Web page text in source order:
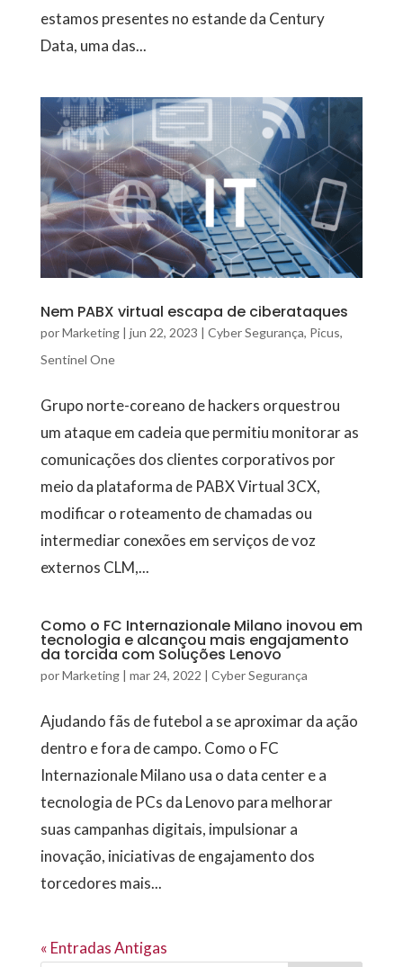
estamos presentes no estande da Century
Data, uma das...
Nem PABX virtual escapa de ciberataques
porMarketing| jun 22, 2023 | Cyber Segurança, Picus,
Sentinel One
Grupo norte-coreano de hackers orquestrou
um ataque em cadeia que permitiu monitorar as
comunicações dos clientes corporativos por
meio da plataforma de PABX Virtual 3CX,
modificar o roteamento de chamadas ou
intermediar conexões em serviços de voz
externos CLM,...
Como o FC Internazionale Milano inovou em
tecnologia e alcançou mais engajamento
da torcida com Soluções Lenovo
porMarketing| mar 24, 2022 | Cyber Segurança
Ajudando fãs de futebol a se aproximar da ação
dentro e fora de campo. Como o FC
Internazionale Milano usa o data center e a
tecnologia de PCs da Lenovo para melhorar
suas campanhas digitais, impulsionar a
inovação, iniciativas de engajamento dos
torcedores mais...
« Entradas Antigas